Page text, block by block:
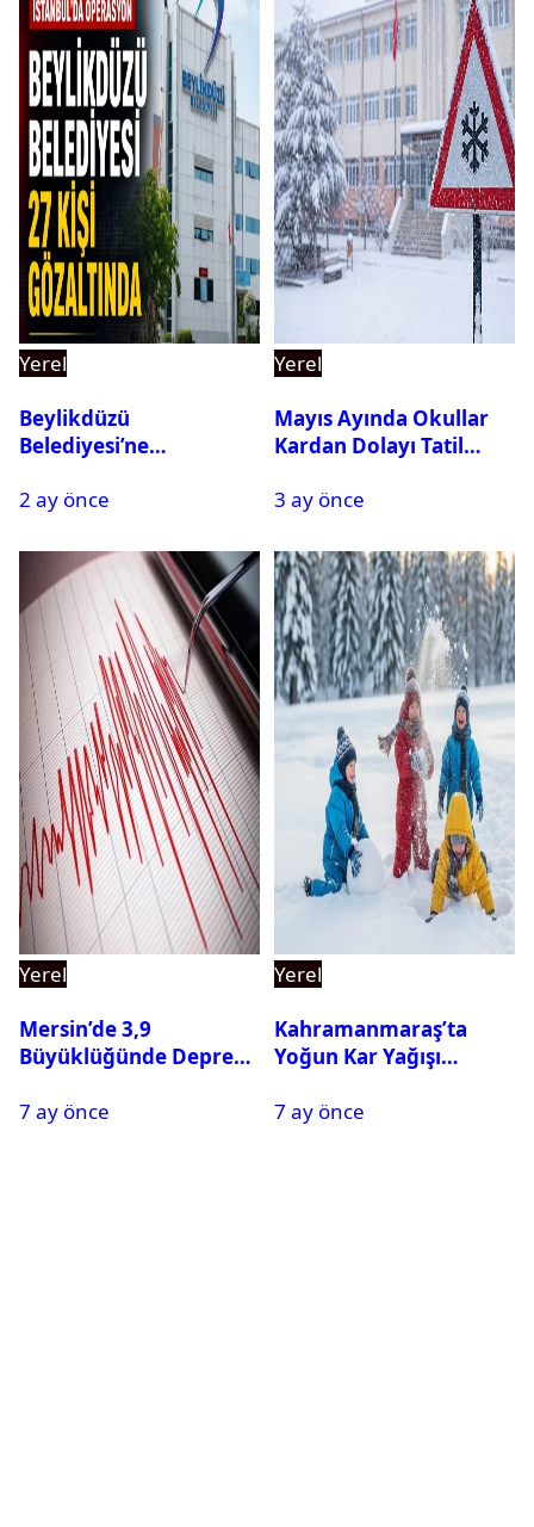
Yerel
Beylikdüzü
Belediyesi’ne
Gözaltına Alındı
2 ay önce
Yerel
Mayıs Ayında Okullar
Kardan Dolayı Tatil
3 ay önce
Yerel
Mersin’de 3,9
Büyüklüğünde Deprem
7 ay önce
Yerel
Kahramanmaraş’ta
Yoğun Kar Yağışı
Tatil
7 ay önce